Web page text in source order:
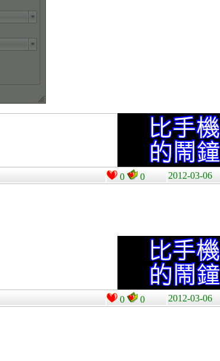
0 0 2012-03-06
0 0 2012-03-06